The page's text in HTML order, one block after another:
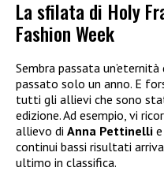
La sfilata di Holy
Fashion Week
Sembra passata un’eternità
passato solo un anno. E
tutti gli allievi che sono
edizione. Ad esempio, vi
allievo di Anna Pettinelli
continui bassi risultati
ultimo in classifica.